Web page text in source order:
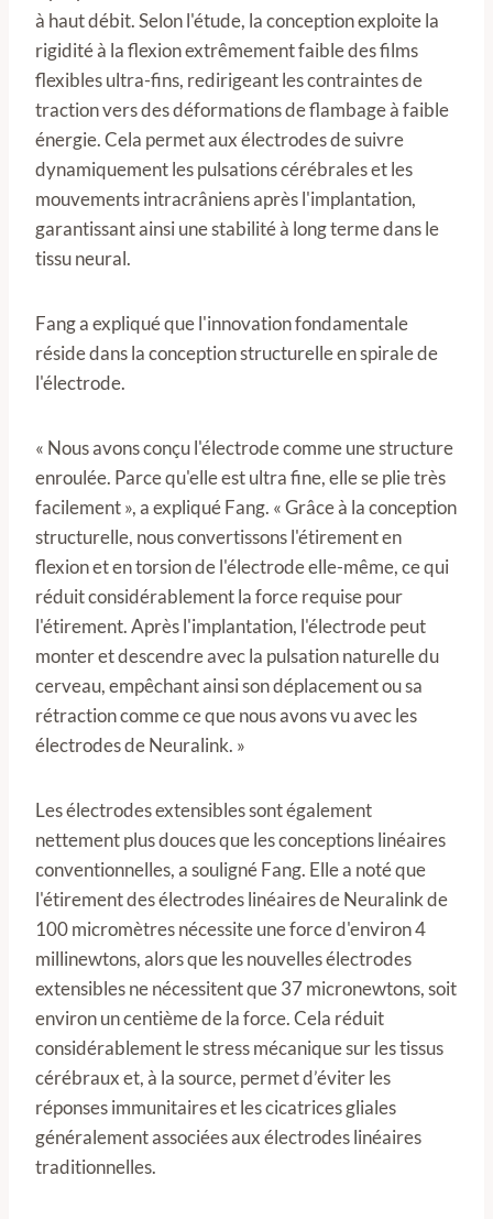
à haut débit. Selon l'étude, la conception exploite la
rigidité à la flexion extrêmement faible des films
flexibles ultra-fins, redirigeant les contraintes de
traction vers des déformations de flambage à faible
énergie. Cela permet aux électrodes de suivre
dynamiquement les pulsations cérébrales et les
mouvements intracrâniens après l'implantation,
garantissant ainsi une stabilité à long terme dans le
tissu neural.
Fang a expliqué que l'innovation fondamentale
réside dans la conception structurelle en spirale de
l'électrode.
« Nous avons conçu l'électrode comme une structure
enroulée. Parce qu'elle est ultra fine, elle se plie très
facilement », a expliqué Fang. « Grâce à la conception
structurelle, nous convertissons l'étirement en
flexion et en torsion de l'électrode elle-même, ce qui
réduit considérablement la force requise pour
l'étirement. Après l'implantation, l'électrode peut
monter et descendre avec la pulsation naturelle du
cerveau, empêchant ainsi son déplacement ou sa
rétraction comme ce que nous avons vu avec les
électrodes de Neuralink. »
Les électrodes extensibles sont également
nettement plus douces que les conceptions linéaires
conventionnelles, a souligné Fang. Elle a noté que
l'étirement des électrodes linéaires de Neuralink de
100 micromètres nécessite une force d'environ 4
millinewtons, alors que les nouvelles électrodes
extensibles ne nécessitent que 37 micronewtons, soit
environ un centième de la force. Cela réduit
considérablement le stress mécanique sur les tissus
cérébraux et, à la source, permet d’éviter les
réponses immunitaires et les cicatrices gliales
généralement associées aux électrodes linéaires
traditionnelles.